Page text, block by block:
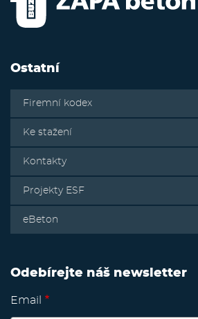
Ostatní
Firemní kodex
Ke stažení
Kontakty
Projekty ESF
eBeton
Odebírejte náš newsletter
Email